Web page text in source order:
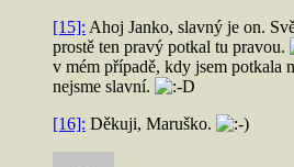
[15]: Ahoj Janko, slavný je on.
prostě ten pravý potkal tu pravou.
v mém případě, kdy jsem potkala
nejsme slavní.
[16]: Děkuji, Maruško.